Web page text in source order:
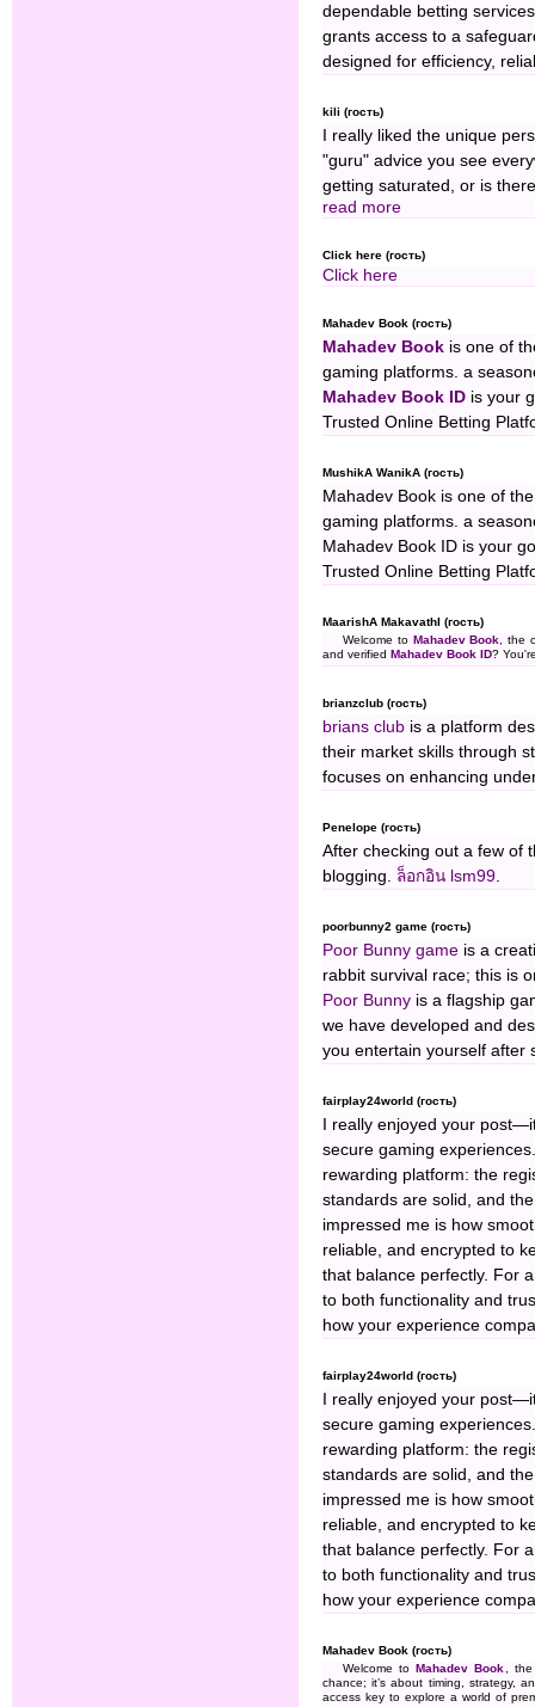
dependable betting
grants access to a
designed for efficiency,
kili (гость)
I really liked the unique
"guru" advice you see
getting saturated, or is
read more
Click here (гость)
Click here
Mahadev Book (гость)
Mahadev Book is one of
gaming platforms. a
Mahadev Book ID is your
Trusted Online Betting
MushikA WanikA (гость)
Mahadev Book is one of
gaming platforms. a
Mahadev Book ID is your
Trusted Online Betting
MaarishA MakavathI (гость)
Welcome to Mahadev Book , the
and verified Mahadev Book ID?
brianzclub (гость)
brians club is a platform
their market skills through
focuses on enhancing
Penelope (гость)
After checking out a few of
blogging. ล็อกอิน lsm99
poorbunny2 game (гость)
Poor Bunny game is a
rabbit survival race; this is
Poor Bunny is a flagship
we have developed and
you entertain yourself after
fairplay24world (гость)
I really enjoyed your
secure gaming
rewarding platform: the
standards are solid, and
impressed me is how
reliable, and encrypted to
that balance perfectly. For
to both functionality and
how your experience
fairplay24world (гость)
I really enjoyed your
secure gaming
rewarding platform: the
standards are solid, and
impressed me is how
reliable, and encrypted to
that balance perfectly. For
to both functionality and
how your experience
Mahadev Book (гость)
Welcome toMahadev Book ,
chance; it’s about timing, strategy,
access key to explore a world of